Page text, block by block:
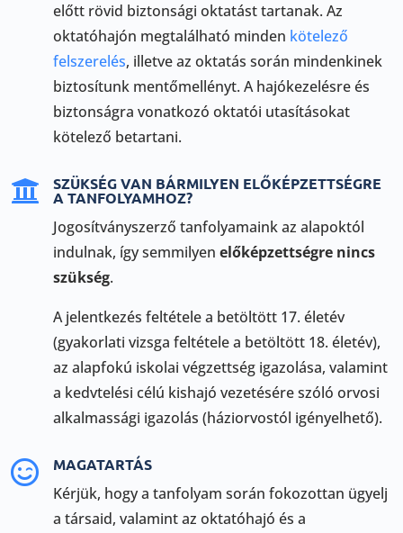
előtt rövid biztonsági oktatást tartanak. Az
oktatóhajón megtalálható minden kötelező
felszerelés, illetve az oktatás során mindenkinek
biztosítunk mentőmellényt. A hajókezelésre és
biztonságra vonatkozó oktatói utasításokat
kötelező betartani.
 SZÜKSÉG VAN BÁRMILYEN ELŐKÉPZETTSÉGRE
A TANFOLYAMHOZ?
Jogosítványszerző tanfolyamaink az alapoktól
indulnak, így semmilyen előképzettségre nincs
szükség.
A jelentkezés feltétele a betöltött 17. életév
(gyakorlati vizsga feltétele a betöltött 18. életév),
az alapfokú iskolai végzettség igazolása, valamint
a kedvtelési célú kishajó vezetésére szóló orvosi
alkalmassági igazolás (háziorvostól igényelhető).
 MAGATARTÁS
Kérjük, hogy a tanfolyam során fokozottan ügyelj
a társaid, valamint az oktatóhajó és a